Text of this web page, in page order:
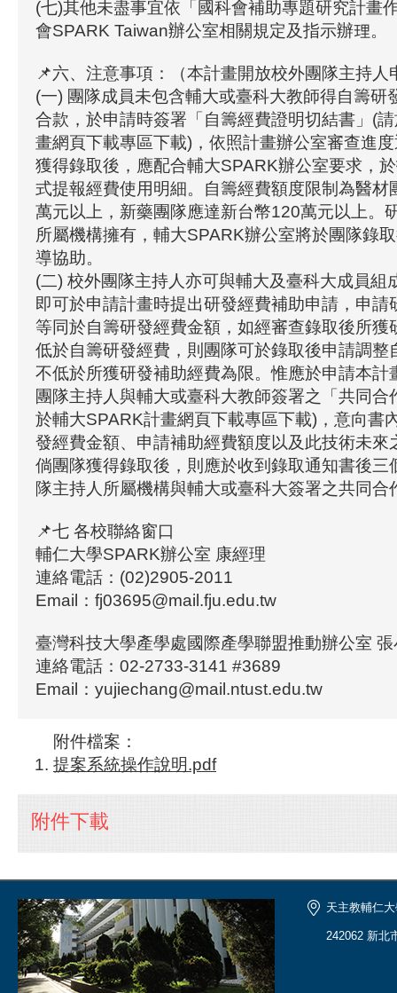
(七)其他未盡事宜依「國科會補助專題研究計畫
會SPARK Taiwan辦公室相關規定及指示辦理。
📌六、注意事項：（本計畫開放校外團隊主持人
(一) 團隊成員未包含輔大或臺科大教師得自籌研
合款，於申請時簽署「自籌經費證明切結書」(
畫網頁下載專區下載)，依照計畫辦公室審查進
獲得錄取後，應配合輔大SPARK辦公室要求，
式提報經費使用明細。自籌經費額度限制為醫材
萬元以上，新藥團隊應達新台幣120萬元以上。
所屬機構擁有，輔大SPARK辦公室將於團隊錄
導協助。
(二) 校外團隊主持人亦可與輔大及臺科大成員組
即可於申請計畫時提出研發經費補助申請，申請
等同於自籌研發經費金額，如經審查錄取後所獲
低於自籌研發經費，則團隊可於錄取後申請調整
不低於所獲研發補助經費為限。惟應於申請本計
團隊主持人與輔大或臺科大教師簽署之「共同合
於輔大SPARK計畫網頁下載專區下載)，意向書
發經費金額、申請補助經費額度以及此技術未來
倘團隊獲得錄取後，則應於收到錄取通知書後三
隊主持人所屬機構與輔大或臺科大簽署之共同合
📌七 各校聯絡窗口
輔仁大學SPARK辦公室 康經理
連絡電話：(02)2905-2011
Email：fj03695@mail.fju.edu.tw
臺灣科技大學產學處國際產學聯盟推動辦公室
連絡電話：02-2733-3141 #3689
Email：yujiechang@mail.ntust.edu.tw
附件檔案：
提案系統操作說明.pdf
附件下載
天主教輔仁
242062 新北